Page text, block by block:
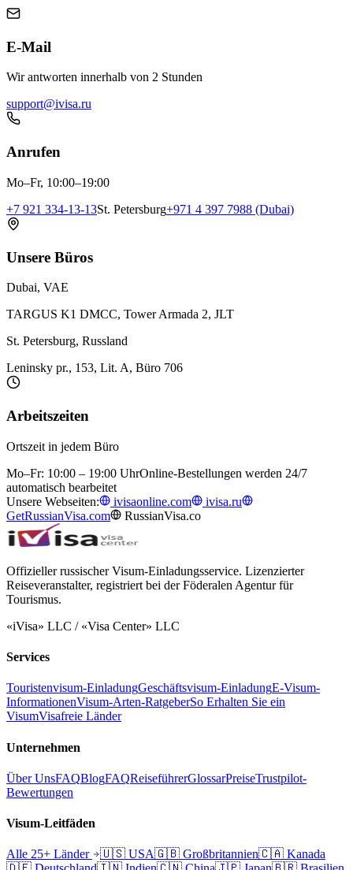
E-Mail
Wir antworten innerhalb von 2 Stunden
support@ivisa.ru
Anrufen
Mo–Fr, 10:00–19:00
+7 921 334-13-13St. Petersburg+971 4 397 7988 (Dubai)
Unsere Büros
Dubai, VAE
TARGUS K1 DMCC, Tower Armada 2, JLT
St. Petersburg, Russland
Leninsky pr., 153, Lit. A, Büro 706
Arbeitszeiten
Ortszeit in jedem Büro
Mo–Fr: 10:00 – 19:00 UhrOnline-Bestellungen werden 24/7
automatisch bearbeitet
Unsere Webseiten:
ivisaonline.com
ivisa.ru
GetRussianVisa.com
RussianVisa.co
Offizieller russischer Visum-Einladungsservice. Lizenzierter
Reiseveranstalter, registriert bei der Föderalen Agentur für
Tourismus.
«iVisa» LLC / «Visa Center» LLC
Services
Touristenvisum-EinladungGeschäftsvisum-EinladungE-Visum-
InformationenVisum-Arten-RatgeberSo Erhalten Sie ein
VisumVisafreie Länder
Unternehmen
Über UnsFAQBlogFAQReiseführerGlossarPreiseTrustpilot-
Bewertungen
Visum-Leitfäden
Alle 25+ Länder 🇺🇸 USA🇬🇧 Großbritannien🇨🇦 Kanada